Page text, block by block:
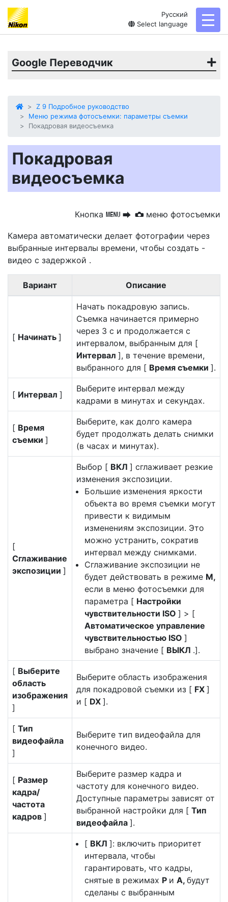
Русский
Select language
Google Переводчик
Z 9 Подробное руководство
Меню режима фотосъемки: параметры съемки
Покадровая видеосъемка
Покадровая
видеосъемка
Кнопка G U C меню фотосъемки
Камера автоматически делает фотографии через
выбранные интервалы времени, чтобы создать -
видео с задержкой .
Вариант Описание
[ Начинать ]
Начать покадровую запись.
Съемка начинается примерно
через 3 с и продолжается с
интервалом, выбранным для [
Интервал ], в течение времени,
выбранного для [ Время съемки ].
[ Интервал ]
Выберите интервал между
кадрами в минутах и секундах.
[ Время
съемки ]
Выберите, как долго камера
будет продолжать делать снимки
(в часах и минутах).
[
Сглаживание
экспозиции ]
Выбор [ ВКЛ ] сглаживает резкие
изменения экспозиции.
Большие изменения яркости
объекта во время съемки могут
привести к видимым
изменениям экспозиции. Это
можно устранить, сократив
интервал между снимками.
Сглаживание экспозиции не
будет действовать в режиме M,
если в меню фотосъемки для
параметра [ Настройки
чувствительности ISO ] > [
Автоматическое управление
чувствительностью ISO ]
выбрано значение [ ВЫКЛ .].
[ Выберите
область
изображения
]
Выберите область изображения
для покадровой съемки из [ FX ]
и [ DX ].
[ Тип
видеофайла
]
Выберите тип видеофайла для
конечного видео.
[ Размер
кадра/
частота
кадров ]
Выберите размер кадра и
частоту для конечного видео.
Доступные параметры зависят от
выбранной настройки для [ Тип
видеофайла ].
[ ВКЛ ]: включить приоритет
интервала, чтобы
гарантировать, что кадры,
снятые в режимах P и A, будут
сделаны с выбранным